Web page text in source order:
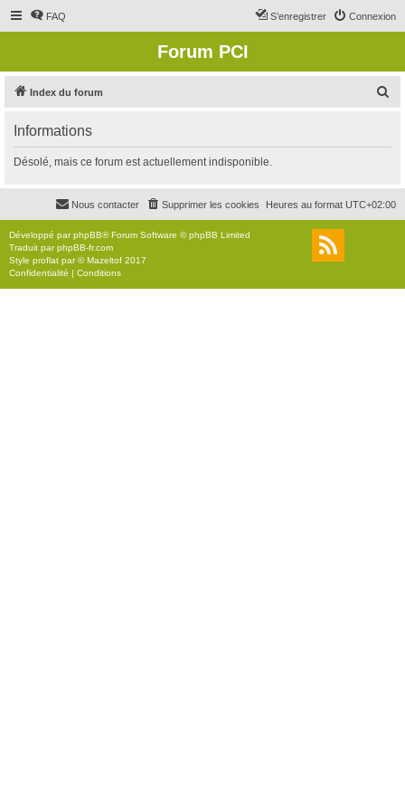
FAQ Connexion
S’enregistrer
Forum PCI
Index du forum
r
c
r
Informations
Désolé, mais ce forum est actuellement indisponible.
Heures au format UTC+02:00
Supprimer les cookies
Nous contacter
Développé parphpBB® Forum Software © phpBB Limited
Traduit parphpBB-fr.com
Style proflat par ©Mazeltof 2017
Confidentialité | Conditions